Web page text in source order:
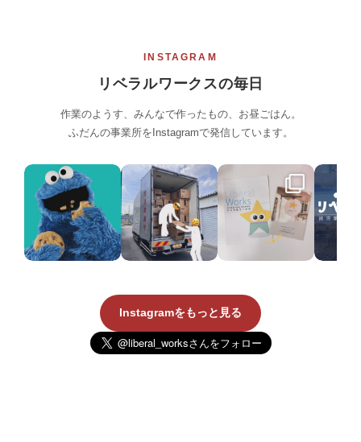
INSTAGRAM
リベラルワークスの毎日
作業のようす、みんなで作ったもの、お昼ごはん。
ふだんの事業所をInstagramで発信しています。
Instagramをもっと見る